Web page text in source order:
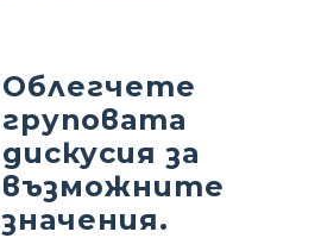
Облегчете
груповата
дискусия за
възможните
значения.